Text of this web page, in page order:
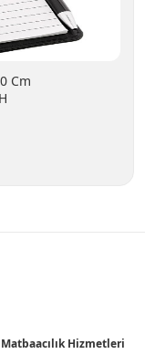
Cm
Hizmetleri